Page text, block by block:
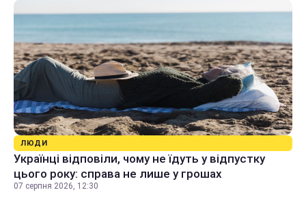
ЛЮДИ
Українці відповіли, чому не їдуть у відпустку
цього року: справа не лише у грошах
07 серпня 2026, 12:30